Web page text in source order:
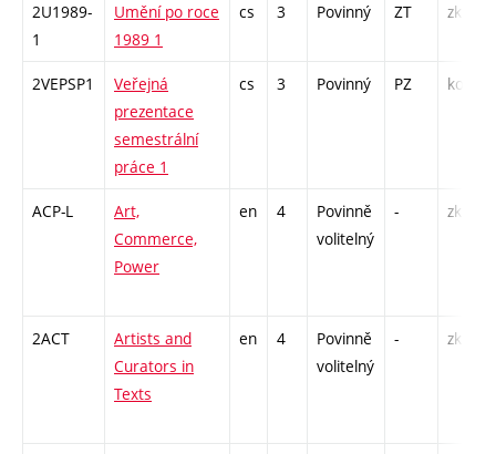
2U1989-
1
Umění po roce
1989 1
cs 3 Povinný ZT zk
2VEPSP1
Veřejná
prezentace
semestrální
práce 1
cs 3 Povinný PZ kol
ACP-L
Art,
Commerce,
Power
en 4
Povinně
volitelný
- zk
2ACT
Artists and
Curators in
Texts
en 4
Povinně
volitelný
- zk